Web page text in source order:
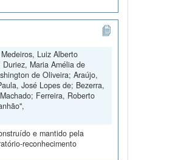
Luiz Alberto
Maria Amélia de
de Oliveira; Araújo,
José Lopes de; Bezerra,
Ferreira, Roberto
e mantido pela
reconhecimento